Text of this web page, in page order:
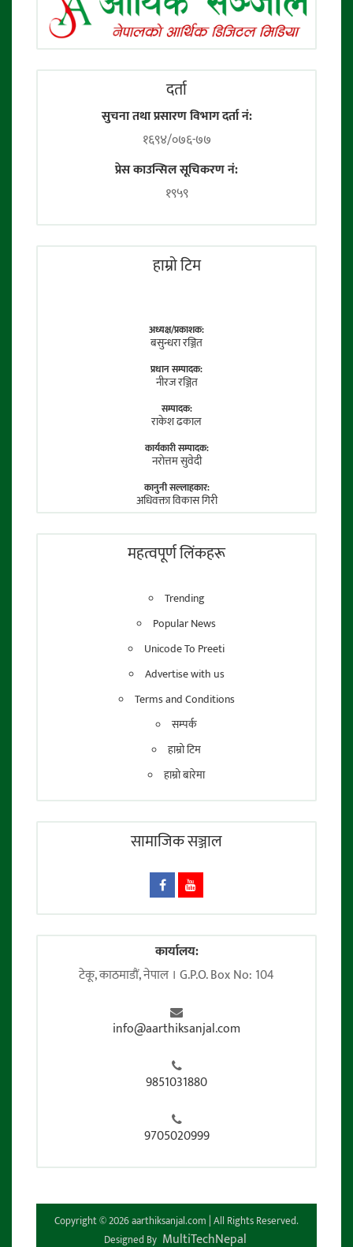
दर्ता
सुचना तथा प्रसारण विभाग दर्ता नं:
१६९४/०७६-७७
प्रेस काउन्सिल सूचिकरण नं:
१९५९
हाम्राे टिम
अध्यक्ष/प्रकाशक:
बसुन्धरा रञ्जित
प्रधान सम्पादक:
नीरज रञ्जित
सम्पादक:
राकेश ढकाल
कार्यकारी सम्पादक:
नराेत्तम सुवेदी
कानुनी सल्लाहकार:
अधिवक्ता विकास गिरी
तेजेन्द्र श्रेष्ठ
महत्वपूर्ण लिंकहरू
Trending
Popular News
Unicode To Preeti
Advertise with us
Terms and Conditions
सम्पर्क
हाम्रो टिम
हाम्रो बारेमा
सामाजिक सञ्जाल
कार्यालय:
टेकू, काठमाडाैं, नेपाल । G.P.O. Box No: 104
info@aarthiksanjal.com
9851031880
9705020999
Copyright © 2026 aarthiksanjal.com | All Rights Reserved.
Designed By MultiTechNepal